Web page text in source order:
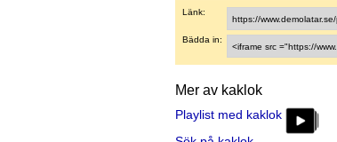
Länk:
Bädda in:
Mer av kaklok
Playlist med kaklok